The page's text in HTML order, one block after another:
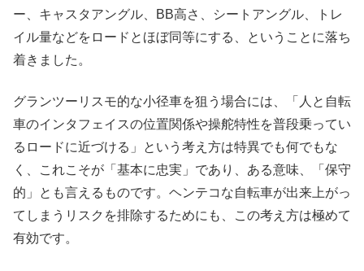
ー、キャスタアングル、BB高さ、シートアングル、トレ
イル量などをロードとほぼ同等にする、ということに落ち
着きました。
グランツーリスモ的な小径車を狙う場合には、「人と自転
車のインタフェイスの位置関係や操舵特性を普段乗ってい
るロードに近づける」という考え方は特異でも何でもな
く、これこそが「基本に忠実」であり、ある意味、「保守
的」とも言えるものです。ヘンテコな自転車が出来上がっ
てしまうリスクを排除するためにも、この考え方は極めて
有効です。